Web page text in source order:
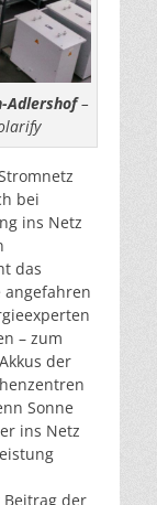
Adlershof–
bei
ins Netz
das
angefahren
– zum
der
Sonne
ins Netz
Beitrag der